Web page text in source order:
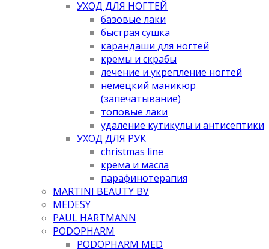
УХОД ДЛЯ НОГТЕЙ
базовые лаки
быстрая сушка
карандаши для ногтей
кремы и скрабы
лечение и укрепление ногтей
немецкий маникюр
(запечатывание)
топовые лаки
удаление кутикулы и антисептики
УХОД ДЛЯ РУК
christmas line
крема и масла
парафинотерапия
MARTINI BEAUTY BV
MEDESY
PAUL HARTMANN
PODOPHARM
PODOPHARM MED